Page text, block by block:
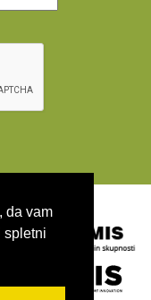
da vam
spletni